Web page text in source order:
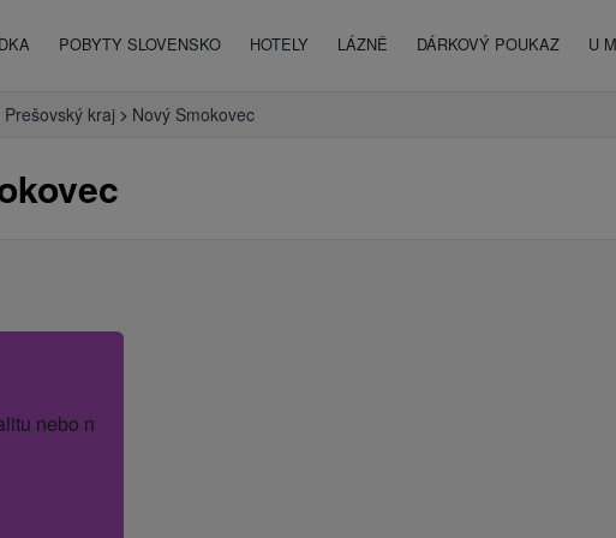
POBYTY SLOVENSKO HOTELY LÁZNĚ DÁRKOVÝ POUKAZ U
Prešovský kraj Nový Smokovec
nebo název hotelu.